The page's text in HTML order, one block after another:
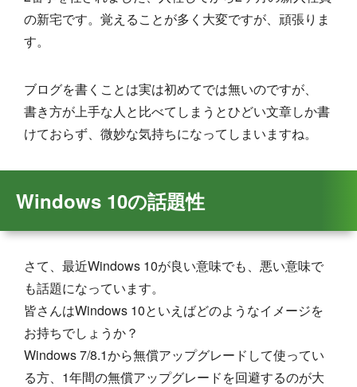
の新宅です。覚えることが多く大変ですが、頑張りま
す。
ブログを書くことは実は初めてでは無いのですが、
書き方が上手な人と比べてしまうとひどい文章しか書
けておらず、微妙な気持ちになってしまいますね。
Windows 10の話題性
さて、最近Windows 10が良い意味でも、悪い意味で
も話題になっています。
皆さんはWindows 10といえばどのようなイメージを
お持ちでしょうか？
Windows 7/8.1から無償アップグレードして使ってい
る方、1年間の無償アップグレードを回避するのが大